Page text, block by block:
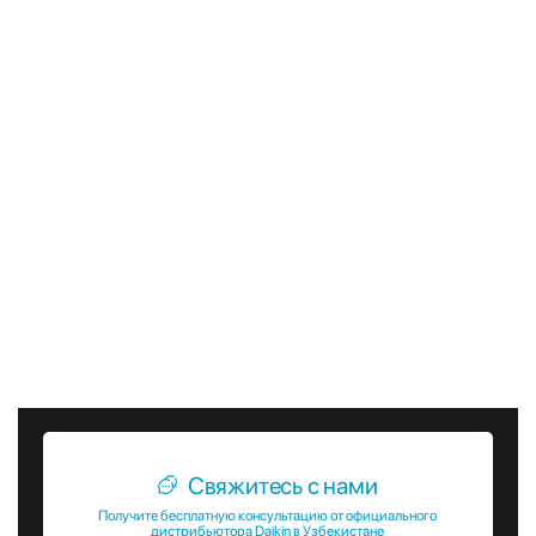
Свяжитесь с нами
Получите бесплатную консультацию от официального
дистрибьютора Daikin в Узбекистане